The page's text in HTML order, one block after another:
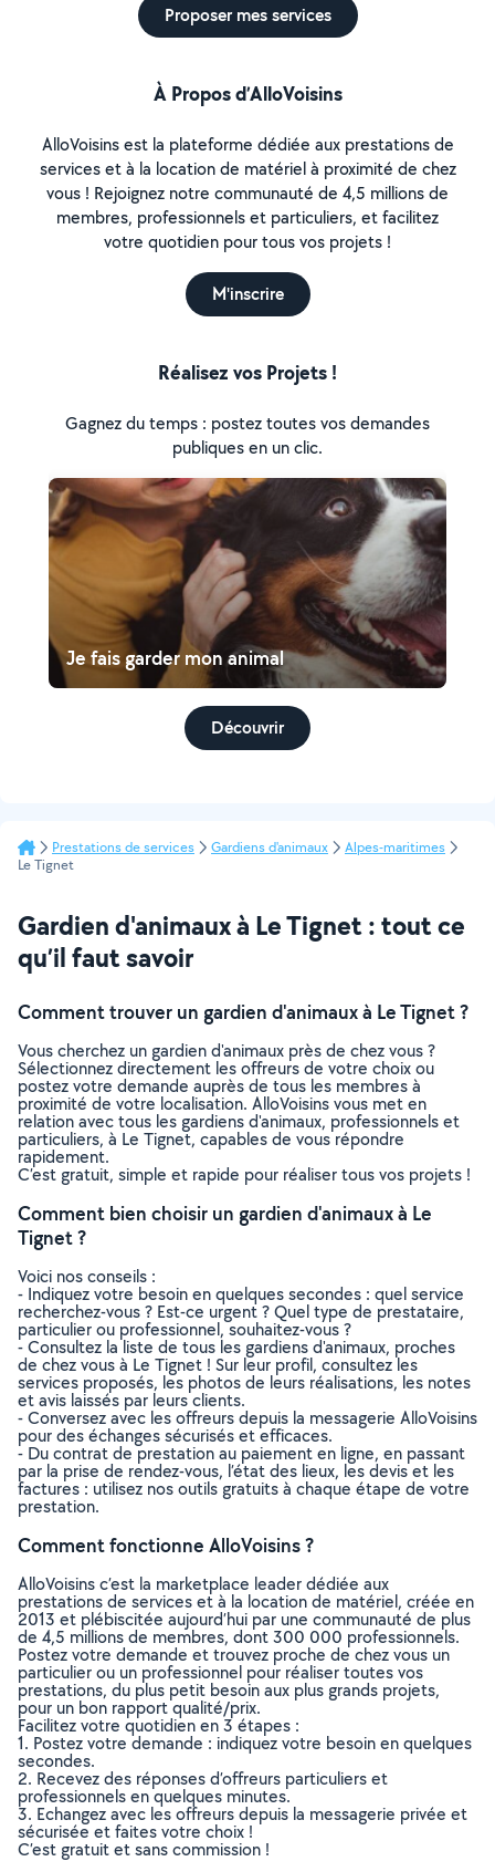
Proposer mes services
À Propos d’AlloVoisins
AlloVoisins est la plateforme dédiée aux prestations de
services et à la location de matériel à proximité de chez
vous ! Rejoignez notre communauté de 4,5 millions de
membres, professionnels et particuliers, et facilitez
votre quotidien pour tous vos projets !
M'inscrire
Réalisez vos Projets !
Gagnez du temps : postez toutes vos demandes
publiques en un clic.
Je fais garder mon animal
Découvrir
Prestations de services Gardiens d'animaux
Alpes-maritimes
Le Tignet
Gardien d'animaux à Le Tignet : tout ce
qu’il faut savoir
Comment trouver un gardien d'animaux à Le Tignet ?
Vous cherchez un gardien d'animaux près de chez vous ?
Sélectionnez directement les offreurs de votre choix ou
postez votre demande auprès de tous les membres à
proximité de votre localisation. AlloVoisins vous met en
relation avec tous les gardiens d'animaux, professionnels et
particuliers, à Le Tignet, capables de vous répondre
rapidement.
C’est gratuit, simple et rapide pour réaliser tous vos projets !
Comment bien choisir un gardien d'animaux à Le
Tignet ?
Voici nos conseils :
- Indiquez votre besoin en quelques secondes : quel service
recherchez-vous ? Est-ce urgent ? Quel type de prestataire,
particulier ou professionnel, souhaitez-vous ?
- Consultez la liste de tous les gardiens d'animaux, proches
de chez vous à Le Tignet ! Sur leur profil, consultez les
services proposés, les photos de leurs réalisations, les notes
et avis laissés par leurs clients.
- Conversez avec les offreurs depuis la messagerie AlloVoisins
pour des échanges sécurisés et efficaces.
- Du contrat de prestation au paiement en ligne, en passant
par la prise de rendez-vous, l’état des lieux, les devis et les
factures : utilisez nos outils gratuits à chaque étape de votre
prestation.
Comment fonctionne AlloVoisins ?
AlloVoisins c’est la marketplace leader dédiée aux
prestations de services et à la location de matériel, créée en
2013 et plébiscitée aujourd’hui par une communauté de plus
de 4,5 millions de membres, dont 300 000 professionnels.
Postez votre demande et trouvez proche de chez vous un
particulier ou un professionnel pour réaliser toutes vos
prestations, du plus petit besoin aux plus grands projets,
pour un bon rapport qualité/prix.
Facilitez votre quotidien en 3 étapes :
1. Postez votre demande : indiquez votre besoin en quelques
secondes.
2. Recevez des réponses d’offreurs particuliers et
professionnels en quelques minutes.
3. Echangez avec les offreurs depuis la messagerie privée et
sécurisée et faites votre choix !
C’est gratuit et sans commission !